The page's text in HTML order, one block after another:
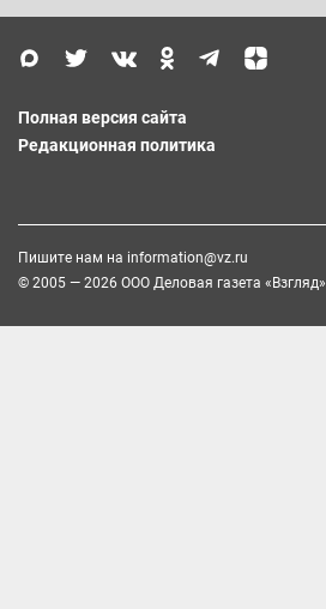
Полная версия сайта
Редакционная политика
Пишите нам на information@vz.ru
© 2005 — 2026 ООО Деловая газета «Взгляд»